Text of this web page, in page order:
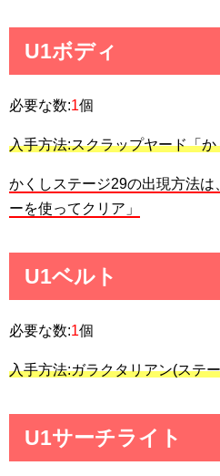
U1ボディ
必要な数:1個
入手方法:スクラップヤード「
かくしステージ29の出現方法
ーを使ってクリア」
U1ベルト
必要な数:1個
入手方法:ガラクタリアン(ステ
U1サーチライト